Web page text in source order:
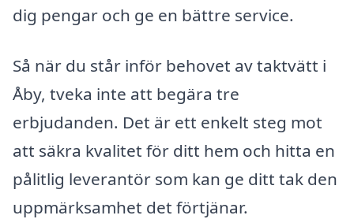
dig pengar och ge en bättre service.
Så när du står inför behovet av taktvätt i
Åby, tveka inte att begära tre
erbjudanden. Det är ett enkelt steg mot
att säkra kvalitet för ditt hem och hitta en
pålitlig leverantör som kan ge ditt tak den
uppmärksamhet det förtjänar.